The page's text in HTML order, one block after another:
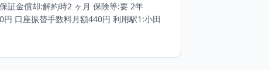
証金償却:解約時2 ヶ月 保険等:要 2年
口座振替手数料月額440円 利用駅1:小田